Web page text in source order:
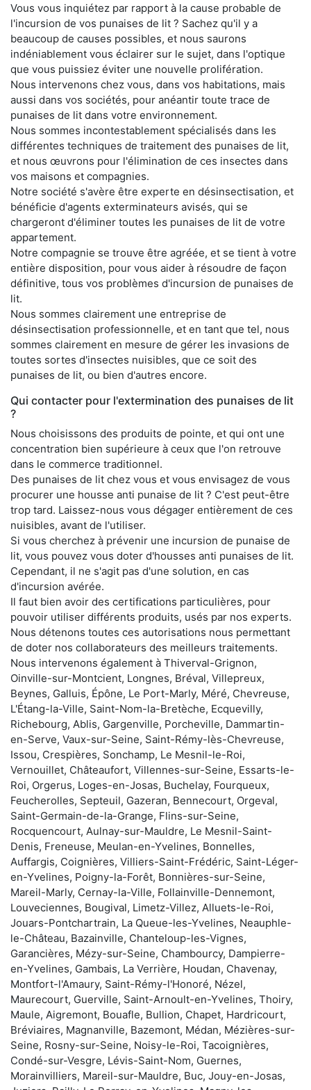
Vous vous inquiétez par rapport à la cause probable de
l'incursion de vos punaises de lit ? Sachez qu'il y a
beaucoup de causes possibles, et nous saurons
indéniablement vous éclairer sur le sujet, dans l'optique
que vous puissiez éviter une nouvelle prolifération.
Nous intervenons chez vous, dans vos habitations, mais
aussi dans vos sociétés, pour anéantir toute trace de
punaises de lit dans votre environnement.
Nous sommes incontestablement spécialisés dans les
différentes techniques de traitement des punaises de lit,
et nous œuvrons pour l'élimination de ces insectes dans
vos maisons et compagnies.
Notre société s'avère être experte en désinsectisation, et
bénéficie d'agents exterminateurs avisés, qui se
chargeront d'éliminer toutes les punaises de lit de votre
appartement.
Notre compagnie se trouve être agréée, et se tient à votre
entière disposition, pour vous aider à résoudre de façon
définitive, tous vos problèmes d'incursion de punaises de
lit.
Nous sommes clairement une entreprise de
désinsectisation professionnelle, et en tant que tel, nous
sommes clairement en mesure de gérer les invasions de
toutes sortes d'insectes nuisibles, que ce soit des
punaises de lit, ou bien d'autres encore.
Qui contacter pour l'extermination des punaises de lit
?
Nous choisissons des produits de pointe, et qui ont une
concentration bien supérieure à ceux que l'on retrouve
dans le commerce traditionnel.
Des punaises de lit chez vous et vous envisagez de vous
procurer une housse anti punaise de lit ? C'est peut-être
trop tard. Laissez-nous vous dégager entièrement de ces
nuisibles, avant de l'utiliser.
Si vous cherchez à prévenir une incursion de punaise de
lit, vous pouvez vous doter d'housses anti punaises de lit.
Cependant, il ne s'agit pas d'une solution, en cas
d'incursion avérée.
Il faut bien avoir des certifications particulières, pour
pouvoir utiliser différents produits, usés par nos experts.
Nous détenons toutes ces autorisations nous permettant
de doter nos collaborateurs des meilleurs traitements.
Nous intervenons également à Thiverval-Grignon,
Oinville-sur-Montcient, Longnes, Bréval, Villepreux,
Beynes, Galluis, Épône, Le Port-Marly, Méré, Chevreuse,
L'Étang-la-Ville, Saint-Nom-la-Bretèche, Ecquevilly,
Richebourg, Ablis, Gargenville, Porcheville, Dammartin-
en-Serve, Vaux-sur-Seine, Saint-Rémy-lès-Chevreuse,
Issou, Crespières, Sonchamp, Le Mesnil-le-Roi,
Vernouillet, Châteaufort, Villennes-sur-Seine, Essarts-le-
Roi, Orgerus, Loges-en-Josas, Buchelay, Fourqueux,
Feucherolles, Septeuil, Gazeran, Bennecourt, Orgeval,
Saint-Germain-de-la-Grange, Flins-sur-Seine,
Rocquencourt, Aulnay-sur-Mauldre, Le Mesnil-Saint-
Denis, Freneuse, Meulan-en-Yvelines, Bonnelles,
Auffargis, Coignières, Villiers-Saint-Frédéric, Saint-Léger-
en-Yvelines, Poigny-la-Forêt, Bonnières-sur-Seine,
Mareil-Marly, Cernay-la-Ville, Follainville-Dennemont,
Louveciennes, Bougival, Limetz-Villez, Alluets-le-Roi,
Jouars-Pontchartrain, La Queue-les-Yvelines, Neauphle-
le-Château, Bazainville, Chanteloup-les-Vignes,
Garancières, Mézy-sur-Seine, Chambourcy, Dampierre-
en-Yvelines, Gambais, La Verrière, Houdan, Chavenay,
Montfort-l'Amaury, Saint-Rémy-l'Honoré, Nézel,
Maurecourt, Guerville, Saint-Arnoult-en-Yvelines, Thoiry,
Maule, Aigremont, Bouafle, Bullion, Chapet, Hardricourt,
Bréviaires, Magnanville, Bazemont, Médan, Mézières-sur-
Seine, Rosny-sur-Seine, Noisy-le-Roi, Tacoignières,
Condé-sur-Vesgre, Lévis-Saint-Nom, Guernes,
Morainvilliers, Mareil-sur-Mauldre, Buc, Jouy-en-Josas,